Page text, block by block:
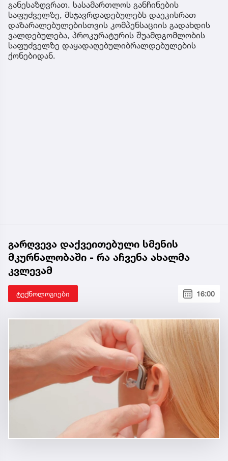
განესაზღვრათ. სასამართლოს განჩინების
საფუძველზე, მსჯავრდადებულებს დაეკისრათ
დაზარალებულებისთვის კომპენსაციის გადახდის
ვალდებულება, პროკურატურის შუამდგომლობის
საფუძველზე დაყადაღებულიბრალდებულების
ქონებიდან.
გარღვევა დაქვეითებული სმენის
მკურნალობაში - რა აჩვენა ახალმა
კვლევამ
ტექნოლოგიები 16:00